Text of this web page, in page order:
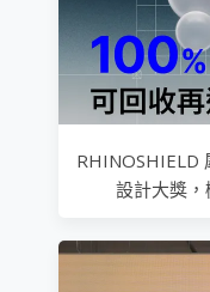
RHINOSHIELD
設計大獎